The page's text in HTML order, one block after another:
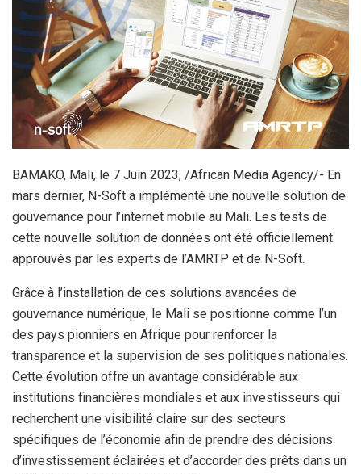
BAMAKO, Mali, le 7 Juin 2023, /African Media Agency/- En
mars dernier, N-Soft a implémenté une nouvelle solution de
gouvernance pour l’internet mobile au Mali. Les tests de
cette nouvelle solution de données ont été officiellement
approuvés par les experts de l’AMRTP et de N-Soft.
Grâce à l’installation de ces solutions avancées de
gouvernance numérique, le Mali se positionne comme l’un
des pays pionniers en Afrique pour renforcer la
transparence et la supervision de ses politiques nationales.
Cette évolution offre un avantage considérable aux
institutions financières mondiales et aux investisseurs qui
recherchent une visibilité claire sur des secteurs
spécifiques de l’économie afin de prendre des décisions
d’investissement éclairées et d’accorder des prêts dans un